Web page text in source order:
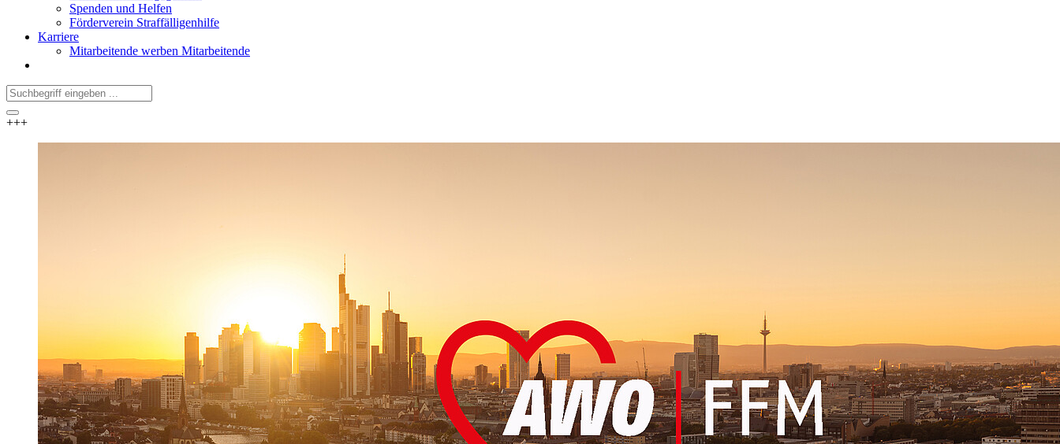
Spenden und Helfen
Förderverein Straffälligenhilfe
Karriere
Mitarbeitende werben Mitarbeitende
+++